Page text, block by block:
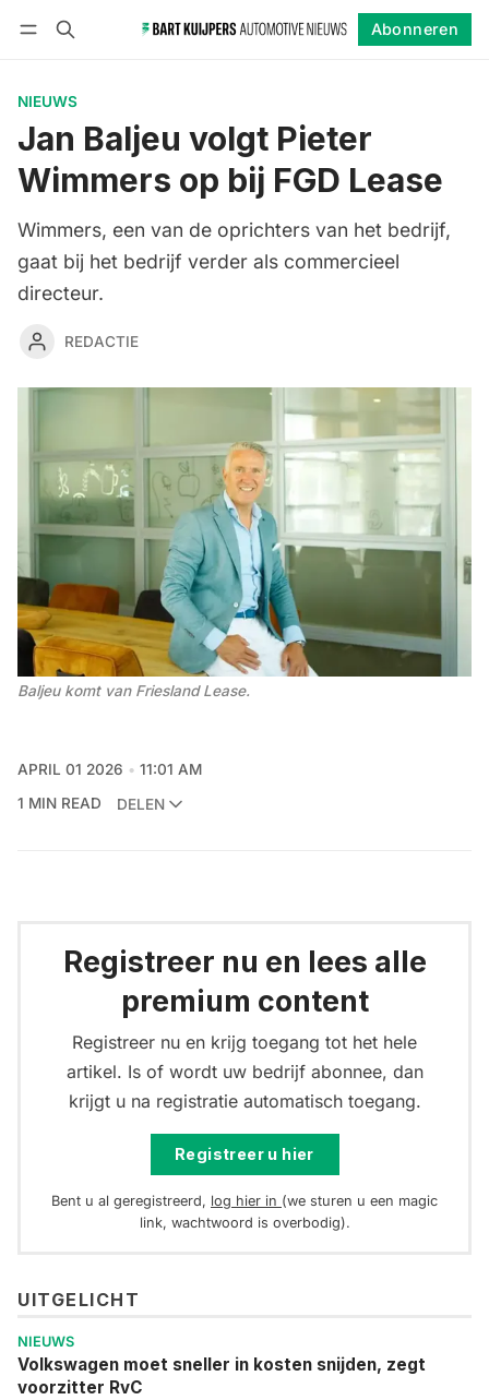
Abonneren
NIEUWS
Jan Baljeu volgt Pieter
Wimmers op bij FGD Lease
Wimmers, een van de oprichters van het bedrijf,
gaat bij het bedrijf verder als commercieel
directeur.
REDACTIE
Baljeu komt van Friesland Lease.
APRIL 01 2026
11:01 AM
1 MIN READ
DELEN
Registreer nu en lees alle
premium content
Registreer nu en krijg toegang tot het hele
artikel. Is of wordt uw bedrijf abonnee, dan
krijgt u na registratie automatisch toegang.
Registreer u hier
Bent u al geregistreerd, log hier in (we sturen u een magic
link, wachtwoord is overbodig).
UITGELICHT
NIEUWS
Volkswagen moet sneller in kosten snijden, zegt
voorzitter RvC